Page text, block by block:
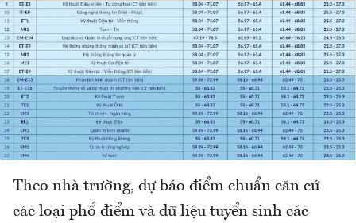
Theo nhà trường, dự báo điểm chuẩn căn cứ
các loại phổ điểm và dữ liệu tuyển sinh các